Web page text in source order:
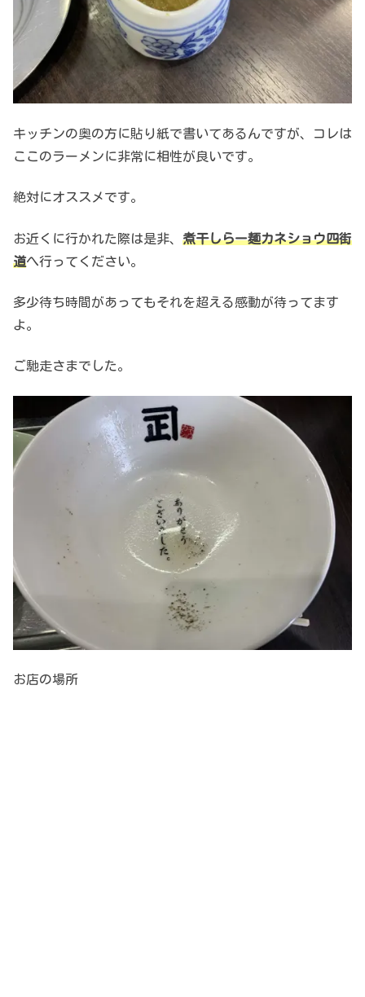
キッチンの奥の方に貼り紙で書いてあるんですが、コレは
ここのラーメンに非常に相性が良いです。
絶対にオススメです。
お近くに行かれた際は是非、 煮干しらー麺カネショウ四街
道へ行ってください。
多少待ち時間があってもそれを超える感動が待ってます
よ。
ご馳走さまでした。
お店の場所